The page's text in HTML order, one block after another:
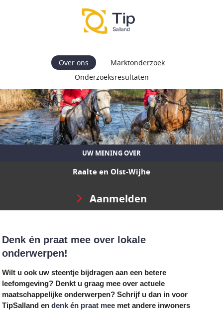
Over ons
Marktonderzoek
Onderzoeksresultaten
UW MENING OVER
Raalte en Olst-Wijhe
Aanmelden
Denk én praat mee over lokale
onderwerpen!
Wilt u ook uw steentje bijdragen aan een betere
leefomgeving? Denkt u graag mee over actuele
maatschappelijke onderwerpen? Schrijf u dan in voor
TipSalland endenk én praat mee met andere inwoners